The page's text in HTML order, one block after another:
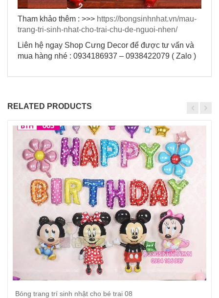
Tham khảo thêm : >>> https://bongsinhnhat.vn/mau-
trang-tri-sinh-nhat-cho-trai-chu-de-nguoi-nhen/
Liên hệ ngay Shop Cưng Decor để được tư vấn và
mua hàng nhé : 0934186937 – 0938422079 ( Zalo )
RELATED PRODUCTS
Bóng trang trí sinh nhật cho bé trai 08